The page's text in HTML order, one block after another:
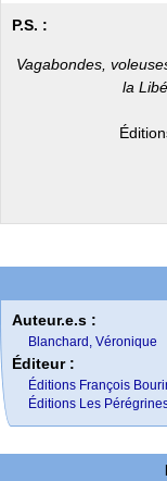
P.S. :
Vagabondes,
la
Auteur.e.s :
Blanchard, Véronique
Éditeur :
Éditions François
Éditions Les